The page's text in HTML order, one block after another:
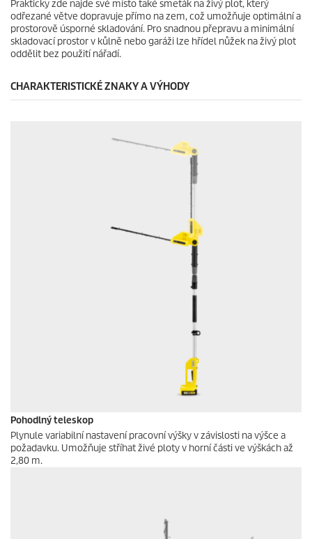
Prakticky zde najde své místo také smeták na živý plot, který
odřezané větve dopravuje přímo na zem, což umožňuje optimální a
prostorově úsporné skladování. Pro snadnou přepravu a minimální
skladovací prostor v kůlně nebo garáži lze hřídel nůžek na živý plot
oddělit bez použití nářadí.
CHARAKTERISTICKÉ ZNAKY A VÝHODY
Pohodlný teleskop
Plynule variabilní nastavení pracovní výšky v závislosti na výšce a
požadavku. Umožňuje stříhat živé ploty v horní části ve výškách až
2,80 m.